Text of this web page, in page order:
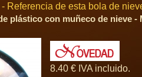
Referencia de esta bola de
plástico con muñeco de nieve -
8.40 € IVA incluido.